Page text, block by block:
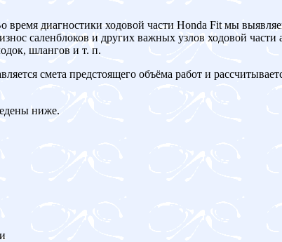
время диагностики ходовой части Honda Fit мы
саленблоков и других важных узлов ходовой части
шлангов и т. п.
смета предстоящего объёма работ и
ниже.